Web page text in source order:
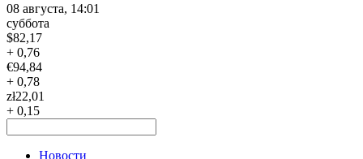
08 августа, 14:01
суббота
$82,17
+ 0,76
€94,84
+ 0,78
zł22,01
+ 0,15
Новости